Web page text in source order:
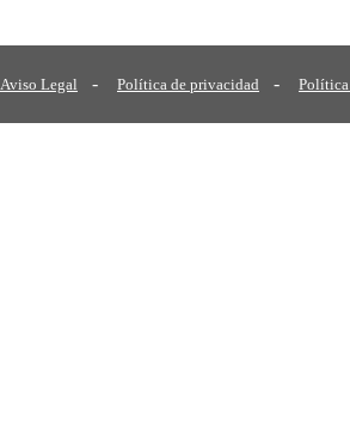
Aviso Legal - Política de privacidad -